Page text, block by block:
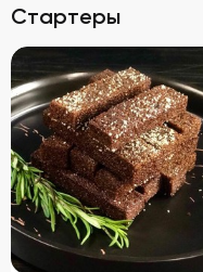
Стартеры